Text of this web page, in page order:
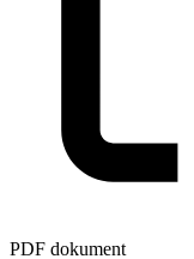
PDF dokument